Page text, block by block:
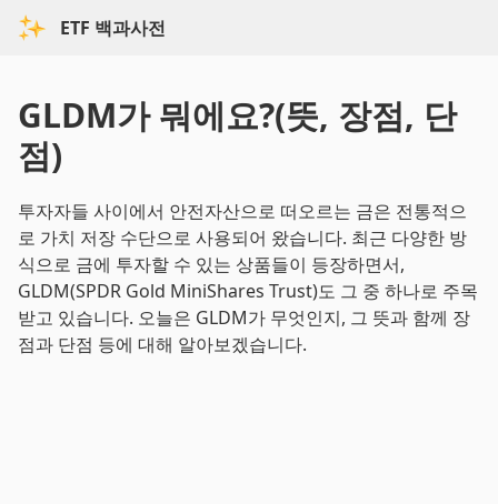
ETF 백과사전
GLDM가 뭐에요?(뜻, 장점, 단
점)
투자자들 사이에서 안전자산으로 떠오르는 금은 전통적으
로 가치 저장 수단으로 사용되어 왔습니다. 최근 다양한 방
식으로 금에 투자할 수 있는 상품들이 등장하면서,
GLDM(SPDR Gold MiniShares Trust)도 그 중 하나로 주목
받고 있습니다. 오늘은 GLDM가 무엇인지, 그 뜻과 함께 장
점과 단점 등에 대해 알아보겠습니다.